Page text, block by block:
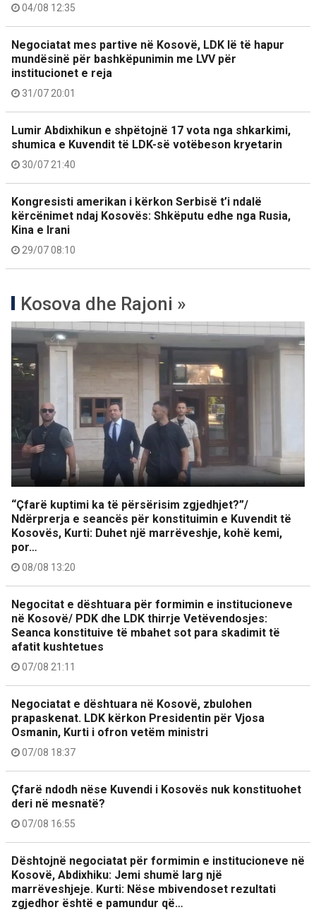
04/08 12:35
Negociatat mes partive në Kosovë, LDK lë të hapur
mundësinë për bashkëpunimin me LVV për
institucionet e reja
31/07 20:01
Lumir Abdixhikun e shpëtojnë 17 vota nga shkarkimi,
shumica e Kuvendit të LDK-së votëbeson kryetarin
30/07 21:40
Kongresisti amerikan i kërkon Serbisë t’i ndalë
kërcënimet ndaj Kosovës: Shkëputu edhe nga Rusia,
Kina e Irani
29/07 08:10
Kosova dhe Rajoni »
“Çfarë kuptimi ka të përsërisim zgjedhjet?”/
Ndërprerja e seancës për konstituimin e Kuvendit të
Kosovës, Kurti: Duhet një marrëveshje, kohë kemi,
por…
08/08 13:20
Negocitat e dështuara për formimin e institucioneve
në Kosovë/ PDK dhe LDK thirrje Vetëvendosjes:
Seanca konstituive të mbahet sot para skadimit të
afatit kushtetues
07/08 21:11
Negociatat e dështuara në Kosovë, zbulohen
prapaskenat. LDK kërkon Presidentin për Vjosa
Osmanin, Kurti i ofron vetëm ministri
07/08 18:37
Çfarë ndodh nëse Kuvendi i Kosovës nuk konstituohet
deri në mesnatë?
07/08 16:55
Dështojnë negociatat për formimin e institucioneve në
Kosovë, Abdixhiku: Jemi shumë larg një
marrëveshjeje. Kurti: Nëse mbivendoset rezultati
zgjedhor është e pamundur që…